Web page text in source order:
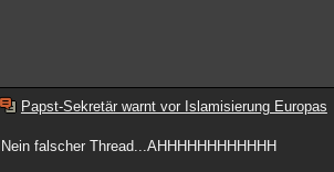
Papst-Sekretär warnt vor Islamisierung Europas
Nein falscher Thread...AHHHHHHHHHHHH